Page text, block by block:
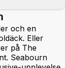
och en
Eller
på The
Seabourn